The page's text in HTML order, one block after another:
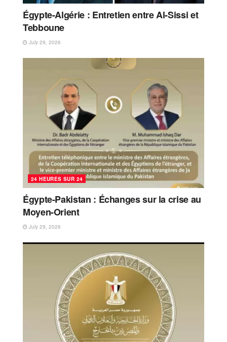
Égypte-Algérie : Entretien entre Al-Sissi et
Tebboune
July 29, 2026
24 HEURES SUR 24
Égypte-Pakistan : Échanges sur la crise au
Moyen-Orient
July 29, 2026